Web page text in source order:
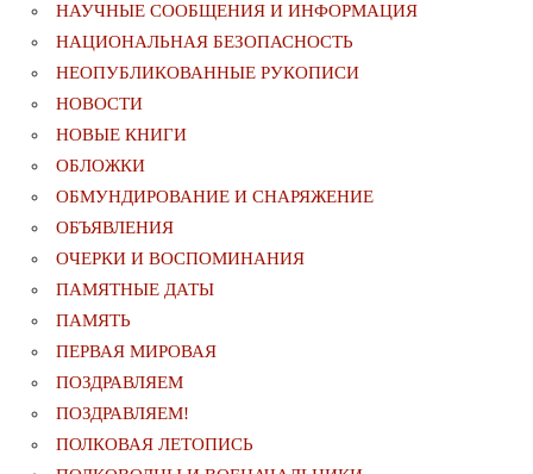
НАУЧНЫЕ СООБЩЕНИЯ И ИНФОРМАЦИЯ
НАЦИОНАЛЬНАЯ БЕЗОПАСНОСТЬ
НЕОПУБЛИКОВАННЫЕ РУКОПИСИ
НОВОСТИ
НОВЫЕ КНИГИ
ОБЛОЖКИ
ОБМУНДИРОВАНИЕ И СНАРЯЖЕНИЕ
ОБЪЯВЛЕНИЯ
ОЧЕРКИ И ВОСПОМИНАНИЯ
ПАМЯТНЫЕ ДАТЫ
ПАМЯТЬ
ПЕРВАЯ МИРОВАЯ
ПОЗДРАВЛЯЕМ
ПОЗДРАВЛЯЕМ!
ПОЛКОВАЯ ЛЕТОПИСЬ